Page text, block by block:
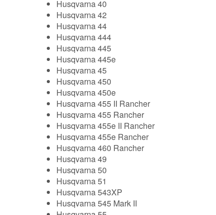
Husqvarna 40
Husqvarna 42
Husqvarna 44
Husqvarna 444
Husqvarna 445
Husqvarna 445e
Husqvarna 45
Husqvarna 450
Husqvarna 450e
Husqvarna 455 II Rancher
Husqvarna 455 Rancher
Husqvarna 455e II Rancher
Husqvarna 455e Rancher
Husqvarna 460 Rancher
Husqvarna 49
Husqvarna 50
Husqvarna 51
Husqvarna 543XP
Husqvarna 545 Mark II